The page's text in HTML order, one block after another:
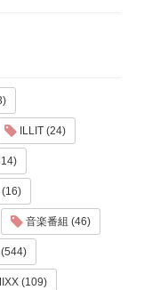
ILLIT (24)
(16)
音楽番組 (46)
(109)